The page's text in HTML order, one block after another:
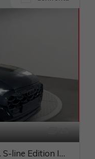
AUDI Q8 3.0 TDI Hybrid Aut. S-line Edition IVATA (TETTO PANORAMICO APRIBILE)